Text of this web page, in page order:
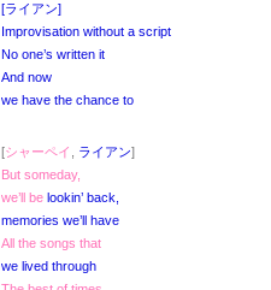
[ライアン]
Improvisation without a script
No one’s written it
And now
we have the chance to
[シャーペイ ライアン]
But someday,
we’ll be lookin’ back,
memories we’ll have
All the songs that
we lived through